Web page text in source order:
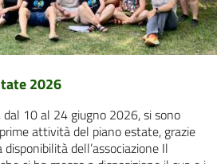
2026
dal 10 al 24 giugno 2026, si sono
attività del piano estate, grazie
dell’associazione Il